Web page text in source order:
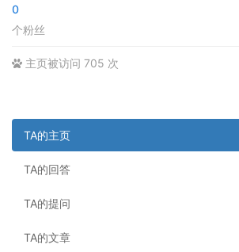
0
个粉丝
主页被访问 705 次
TA的主页
TA的回答
TA的提问
TA的文章